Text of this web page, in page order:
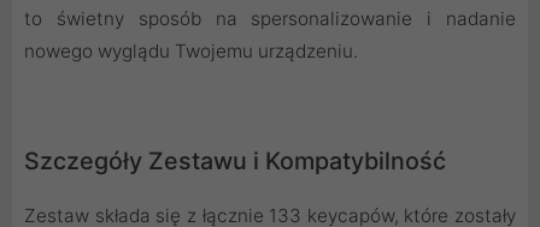
to świetny sposób na spersonalizowanie i nadanie
nowego wyglądu Twojemu urządzeniu.
Szczegóły Zestawu i Kompatybilność
Zestaw składa się z łącznie 133 keycapów, które zostały